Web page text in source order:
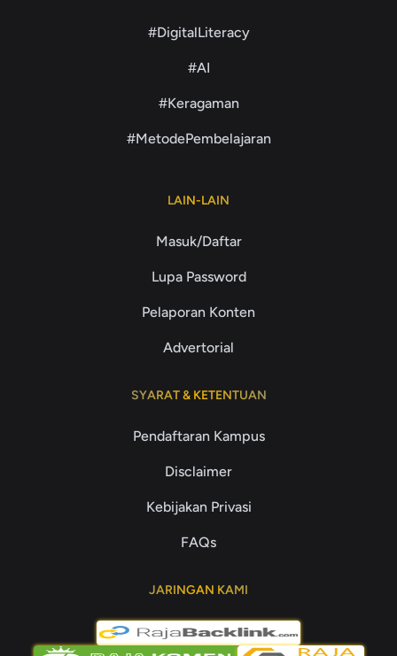
#DigitalLiteracy
#AI
#Keragaman
#MetodePembelajaran
LAIN-LAIN
Masuk/Daftar
Lupa Password
Pelaporan Konten
Advertorial
SYARAT & KETENTUAN
Pendaftaran Kampus
Disclaimer
Kebijakan Privasi
FAQs
JARINGAN KAMI